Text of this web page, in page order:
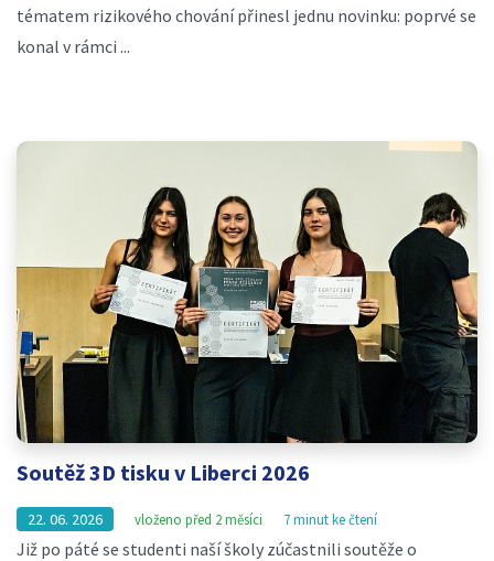
tématem rizikového chování přinesl jednu novinku: poprvé se
konal v rámci ...
Soutěž 3D tisku v Liberci 2026
22. 06. 2026 vloženo před 2 měsíci 7 minut ke čtení
Již po páté se studenti naší školy zúčastnili soutěže o